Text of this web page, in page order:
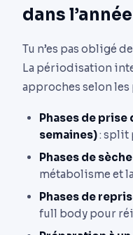
dans l’année
Tu n’es pas obligé
La périodisation
approches selon les
Phases de prise
semaines): split
Phases de sèche
métabolisme et
Phases de
full body pour